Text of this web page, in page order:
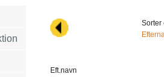
Sorter
Eft.navn